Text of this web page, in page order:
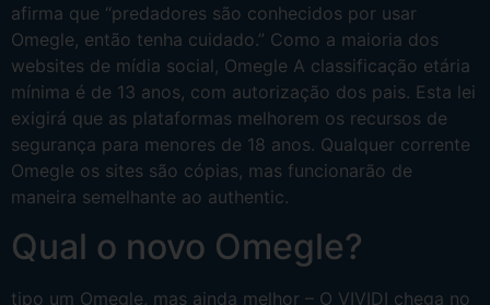
afirma que “predadores são conhecidos por usar
Omegle, então tenha cuidado.” Como a maioria dos
websites de mídia social, Omegle A classificação etária
mínima é de 13 anos, com autorização dos pais. Esta lei
exigirá que as plataformas melhorem os recursos de
segurança para menores de 18 anos. Qualquer corrente
Omegle os sites são cópias, mas funcionarão de
maneira semelhante ao authentic.
Qual o novo Omegle?
tipo um Omegle, mas ainda melhor – O VIVIDI chega no